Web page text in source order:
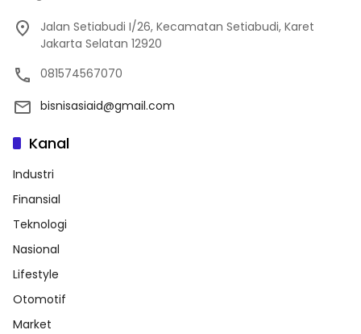
Jalan Setiabudi I/26, Kecamatan Setiabudi, Karet
Jakarta Selatan 12920
081574567070
bisnisasiaid@gmail.com
Kanal
Industri
Finansial
Teknologi
Nasional
Lifestyle
Otomotif
Market